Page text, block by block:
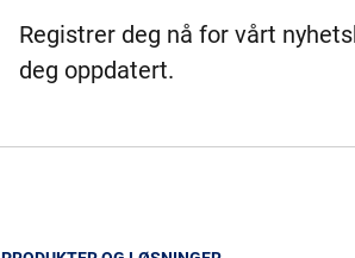
Registrer deg nå for vårt
deg oppdatert.